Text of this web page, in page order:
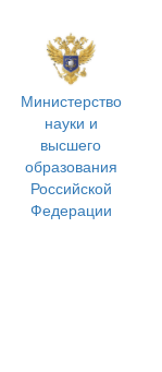
Министерство
науки и
высшего
образования
Российской
Федерации